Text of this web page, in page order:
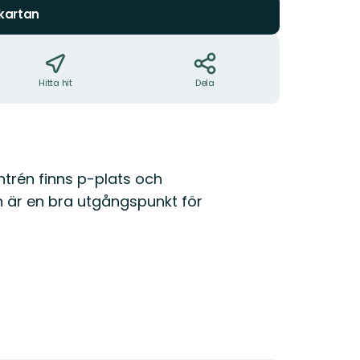
Hitta hit Dela
finns p-plats och
är en bra utgångspunkt för